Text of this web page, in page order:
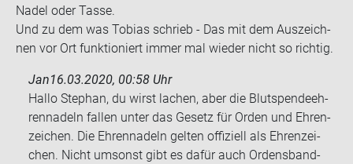
Nadel oder Tasse.
Und zu dem was To­bi­as schrieb - Das mit dem Aus­zeich­
nen vor Ort funk­tio­niert immer mal wie­der nicht so rich­tig.
Jan16.03.2020, 00:58 Uhr
Hallo Ste­phan, du wirst la­chen, aber die Blut­spen­de­eh­
ren­na­deln fal­len unter das Ge­setz für Orden und Eh­ren­
zei­chen. Die Eh­ren­na­deln gel­ten of­fi­zi­ell als Eh­ren­zei­
chen. Nicht um­sonst gibt es dafür auch Or­dens­band­